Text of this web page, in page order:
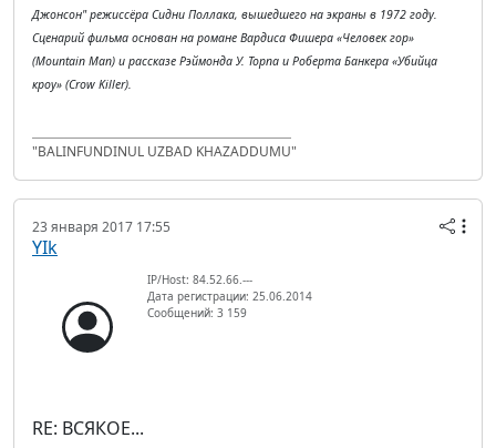
Джонсон" режиссёра Сидни Поллака, вышедшего на экраны в 1972 году.
Сценарий фильма основан на романе Вардиса Фишера «Человек гор»
(Mountain Man) и рассказе Рэймонда У. Торпа и Роберта Банкера «Убийца
кроу» (Crow Killer).
"BALINFUNDINUL UZBAD KHAZADDUMU"
23 января 2017 17:55
YIk
IP/Host: 84.52.66.---
Дата регистрации: 25.06.2014
Сообщений: 3 159
RE: ВСЯКОЕ...